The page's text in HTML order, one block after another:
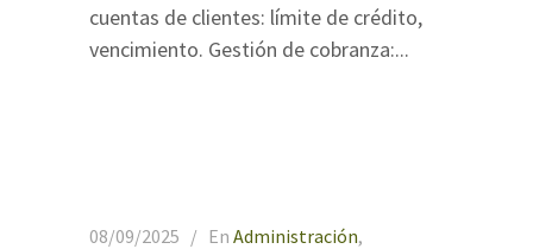
cuentas de clientes: límite de crédito,
vencimiento. Gestión de cobranza:...
08/09/2025 En Administración,